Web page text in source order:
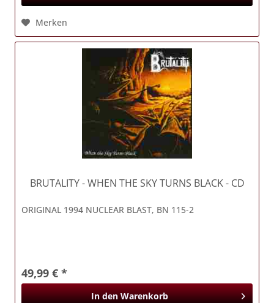
Merken
BRUTALITY- WHEN THE SKY TURNS BLACK - CD
ORIGINAL 1994 NUCLEAR BLAST, BN 115-2
49,99 € *
In den Warenkorb